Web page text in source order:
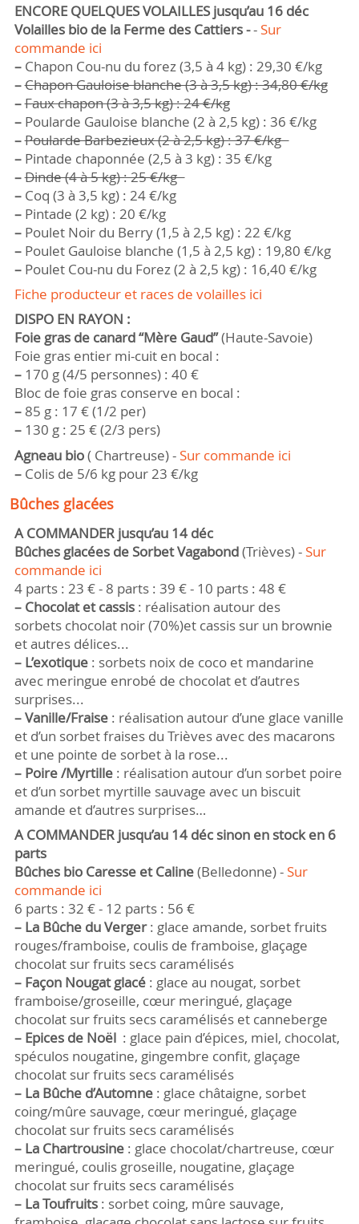
ENCORE QUELQUES VOLAILLES jusqu’au 16 déc
Volailles bio de la Ferme des Cattiers -- Sur
commande ici
–Chapon Cou-nu du forez (3,5 à 4 kg) : 29,30 €/kg
–Chapon Gauloise blanche (3 à 3,5 kg) : 34,80 €/kg
–Faux chapon (3 à 3,5 kg) : 24 €/kg
–Poularde Gauloise blanche (2 à 2,5 kg) : 36 €/kg
–Poularde Barbezieux (2 à 2,5 kg) : 37 €/kg
–Pintade chaponnée (2,5 à 3 kg) : 35 €/kg
–Dinde (4 à 5 kg) : 25 €/kg
–Coq (3 à 3,5 kg) : 24 €/kg
–Pintade (2 kg) : 20 €/kg
–Poulet Noir du Berry (1,5 à 2,5 kg) : 22 €/kg
–Poulet Gauloise blanche (1,5 à 2,5 kg) : 19,80 €/kg
–Poulet Cou-nu du Forez (2 à 2,5 kg) : 16,40 €/kg
Fiche producteur et races de volailles ici
DISPO EN RAYON :
Foie gras de canard “Mère Gaud”(Haute-Savoie)
Foie gras entier mi-cuit en bocal :
–170 g (4/5 personnes) : 40 €
Bloc de foie gras conserve en bocal :
–85 g : 17 € (1/2 per)
–130 g : 25 € (2/3 pers)
Agneau bio( Chartreuse) - Sur commande ici
–Colis de 5/6 kg pour 23 €/kg
Bûches glacées
A COMMANDER jusqu’au 14 déc
Bûches glacées de Sorbet Vagabond(Trièves) - Sur
commande ici
4 parts : 23 € - 8 parts : 39 € - 10 parts : 48 €
– Chocolat et cassis: réalisation autour des
sorbets chocolat noir (70%)et cassis sur un brownie
et autres délices...
– L’exotique: sorbets noix de coco et mandarine
avec meringue enrobé de chocolat et d’autres
surprises...
–Vanille/Fraise: réalisation autour d’une glace vanille
et d’un sorbet fraises du Trièves avec des macarons
et une pointe de sorbet à la rose...
– Poire /Myrtille: réalisation autour d’un sorbet poire
et d’un sorbet myrtille sauvage avec un biscuit
amande et d’autres surprises…
A COMMANDER jusqu’au 14 déc sinon en stock en 6
parts
Bûches bio Caresse et Caline(Belledonne) - Sur
commande ici
6 parts : 32 € - 12 parts : 56 €
– La Bûche du Verger: glace amande, sorbet fruits
rouges/framboise, coulis de framboise, glaçage
chocolat sur fruits secs caramélisés
– Façon Nougat glacé: glace au nougat, sorbet
framboise/groseille, cœur meringué, glaçage
chocolat sur fruits secs caramélisés et canneberge
– Epices de Noël : glace pain d’épices, miel, chocolat,
spéculos nougatine, gingembre confit, glaçage
chocolat sur fruits secs caramélisés
– La Bûche d’Automne: glace châtaigne, sorbet
coing/mûre sauvage, cœur meringué, glaçage
chocolat sur fruits secs caramélisés
– La Chartrousine: glace chocolat/chartreuse, cœur
meringué, coulis groseille, nougatine, glaçage
chocolat sur fruits secs caramélisés
– La Toufruits: sorbet coing, mûre sauvage,